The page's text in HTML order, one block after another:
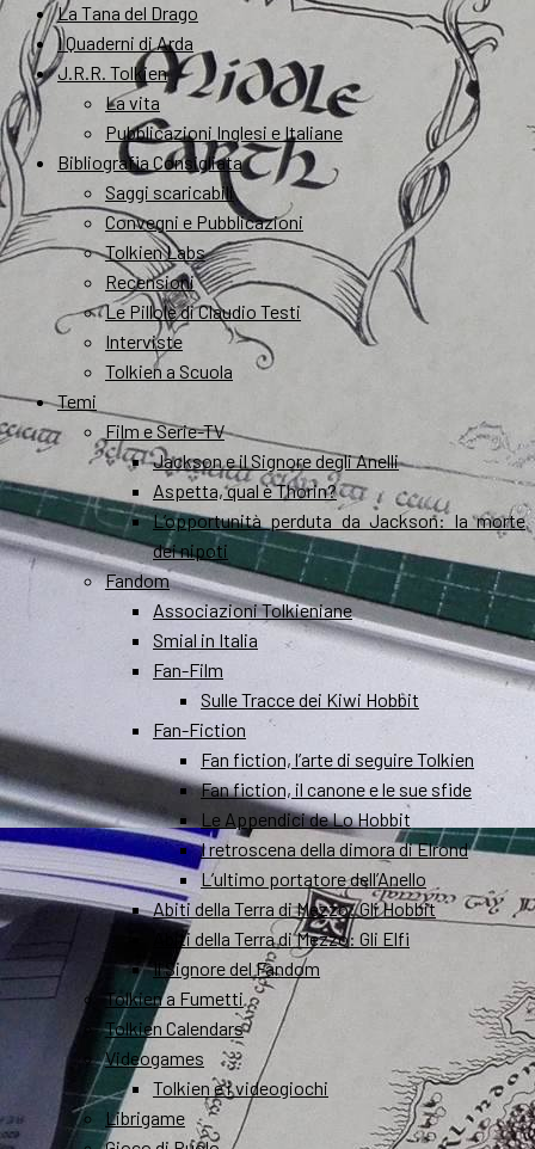
La Tana del Drago
I Quaderni di Arda
J.R.R. Tolkien
La vita
Pubblicazioni Inglesi e Italiane
Bibliografia Consigliata
Saggi scaricabili
Convegni e Pubblicazioni
Tolkien Labs
Recensioni
Le Pillole di Claudio Testi
Interviste
Tolkien a Scuola
Temi
Film e Serie-TV
Jackson e il Signore degli Anelli
Aspetta, qual è Thorin?
L’opportunità perduta da Jackson: la morte
dei nipoti
Fandom
Associazioni Tolkieniane
Smial in Italia
Fan-Film
Sulle Tracce dei Kiwi Hobbit
Fan-Fiction
Fan fiction, l’arte di seguire Tolkien
Fan fiction, il canone e le sue sfide
Le Appendici de Lo Hobbit
I retroscena della dimora di Elrond
L’ultimo portatore dell’Anello
Abiti della Terra di Mezzo: Gli Hobbit
Abiti della Terra di Mezzo: Gli Elfi
Il Signore del Fandom
Tolkien a Fumetti
Tolkien Calendars
Videogames
Tolkien e i videogiochi
Librigame